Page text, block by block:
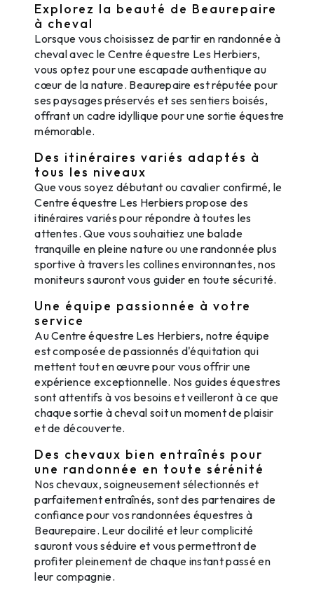
Explorez la beauté de Beaurepaire
à cheval
Lorsque vous choisissez de partir en randonnée à
cheval avec le Centre équestre Les Herbiers,
vous optez pour une escapade authentique au
cœur de la nature. Beaurepaire est réputée pour
ses paysages préservés et ses sentiers boisés,
offrant un cadre idyllique pour une sortie équestre
mémorable.
Des itinéraires variés adaptés à
tous les niveaux
Que vous soyez débutant ou cavalier confirmé, le
Centre équestre Les Herbiers propose des
itinéraires variés pour répondre à toutes les
attentes. Que vous souhaitiez une balade
tranquille en pleine nature ou une randonnée plus
sportive à travers les collines environnantes, nos
moniteurs sauront vous guider en toute sécurité.
Une équipe passionnée à votre
service
Au Centre équestre Les Herbiers, notre équipe
est composée de passionnés d'équitation qui
mettent tout en œuvre pour vous offrir une
expérience exceptionnelle. Nos guides équestres
sont attentifs à vos besoins et veilleront à ce que
chaque sortie à cheval soit un moment de plaisir
et de découverte.
Des chevaux bien entraînés pour
une randonnée en toute sérénité
Nos chevaux, soigneusement sélectionnés et
parfaitement entraînés, sont des partenaires de
confiance pour vos randonnées équestres à
Beaurepaire. Leur docilité et leur complicité
sauront vous séduire et vous permettront de
profiter pleinement de chaque instant passé en
leur compagnie.